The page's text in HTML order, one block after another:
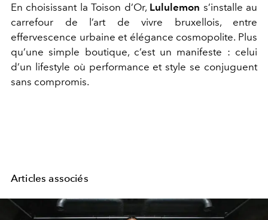
En choisissant la Toison d’Or, Lululemon s’installe au
carrefour de l’art de vivre bruxellois, entre
effervescence urbaine et élégance cosmopolite. Plus
qu’une simple boutique, c’est un manifeste : celui
d’un lifestyle où performance et style se conjuguent
sans compromis.
Articles associés